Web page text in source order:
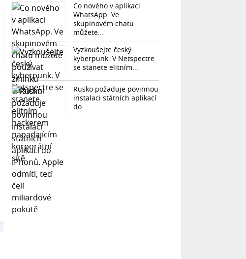
Co nového v aplikaci
WhatsApp. Ve
skupinovém chatu
můžete...
Vyzkoušejte český
kyberpunk. V Netspectre
se stanete elitním...
Rusko požaduje povinnou
instalaci státních aplikací
do...